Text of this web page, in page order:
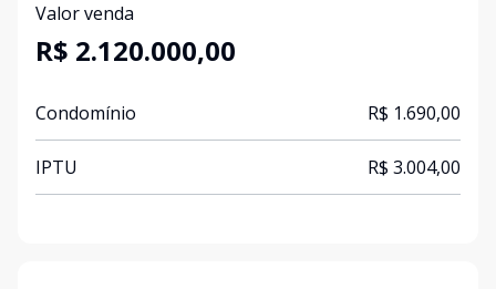
Valor venda
R$ 2.120.000,00
Condomínio R$ 1.690,00
IPTU R$ 3.004,00